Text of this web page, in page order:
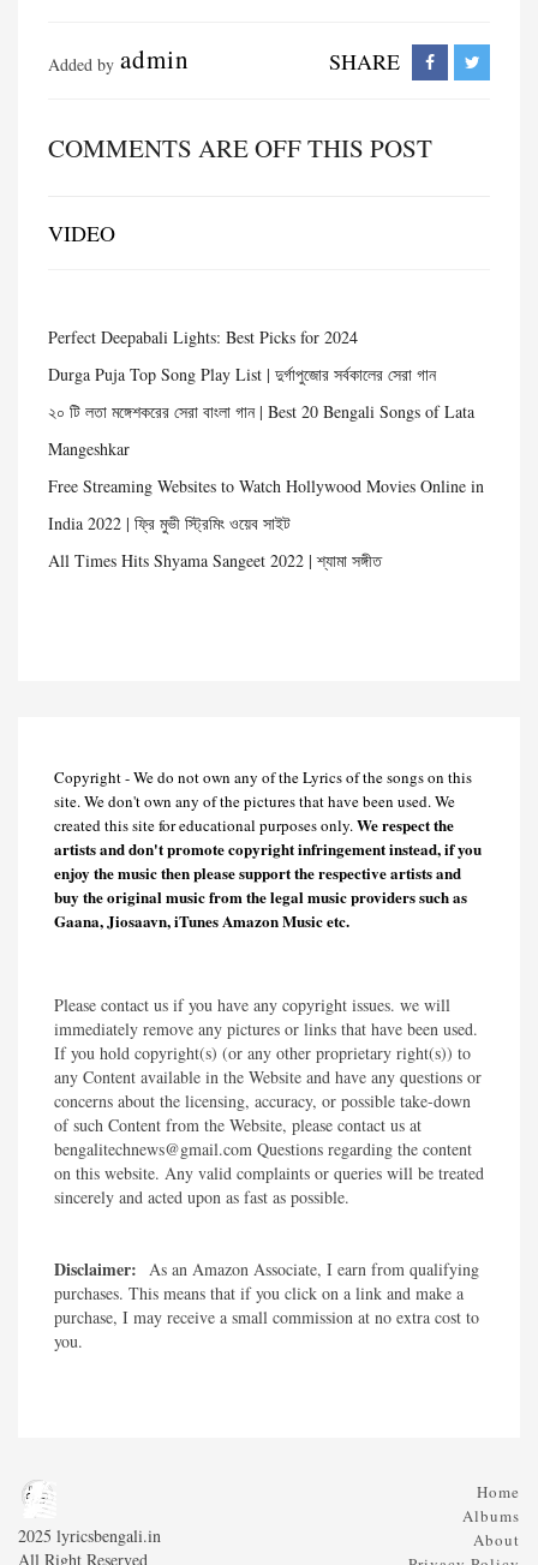
Added by admin SHARE
COMMENTS ARE OFF THIS POST
VIDEO
Perfect Deepabali Lights: Best Picks for 2024
Durga Puja Top Song Play List | দুর্গাপুজোর সর্বকালের সেরা গান
২০ টি লতা মঙ্গেশকরের সেরা বাংলা গান | Best 20 Bengali Songs of Lata
Mangeshkar
Free Streaming Websites to Watch Hollywood Movies Online in
India 2022 | ফ্রি মুভী স্ট্রিমিং ওয়েব সাইট
All Times Hits Shyama Sangeet 2022 | শ্যামা সঙ্গীত
Copyright - We do not own any of the Lyrics of the songs on this
site. We don't own any of the pictures that have been used. We
created this site for educational purposes only.We respect the
artists and don't promote copyright infringement instead, if you
enjoy the music then please support the respective artists and
buy the original music from the legal music providers such as
Gaana, Jiosaavn, iTunes Amazon Music etc.
Please contact us if you have any copyright issues. we will
immediately remove any pictures or links that have been used.
If you hold copyright(s) (or any other proprietary right(s)) to
any Content available in the Website and have any questions or
concerns about the licensing, accuracy, or possible take-down
of such Content from the Website, please contact us at
bengalitechnews@gmail.com Questions regarding the content
on this website. Any valid complaints or queries will be treated
sincerely and acted upon as fast as possible.​
Disclaimer: As an Amazon Associate, I earn from qualifying
purchases. This means that if you click on a link and make a
purchase, I may receive a small commission at no extra cost to
you.
2025 lyricsbengali.in
All Right Reserved
Home
Albums
About